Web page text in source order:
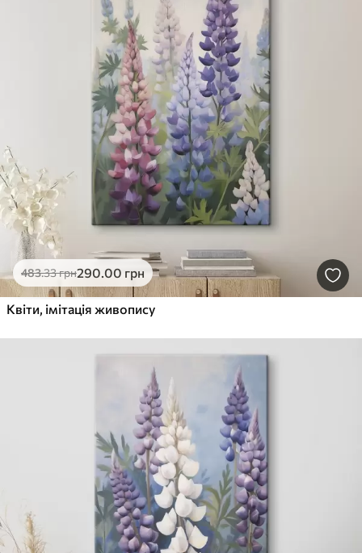
483.33грн290.00 грн
Квіти, імітація живопису